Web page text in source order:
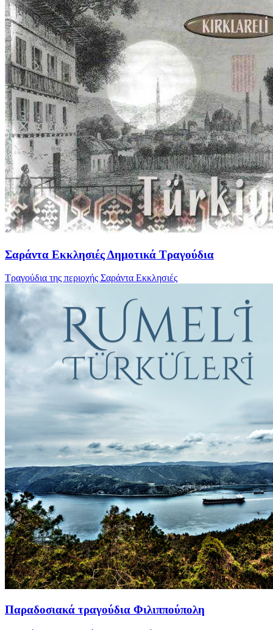
Σαράντα Εκκλησιές Δημοτικά Τραγούδια
Τραγούδια της περιοχής Σαράντα Εκκλησιές
Παραδοσιακά τραγούδια Φιλιππούπολη